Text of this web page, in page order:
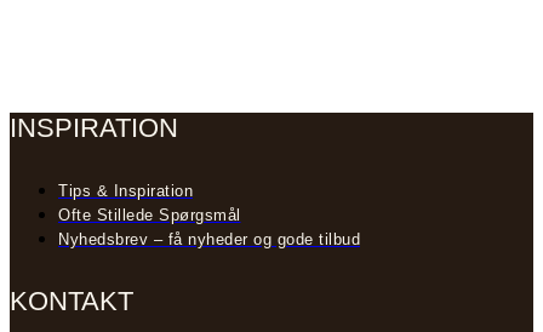
INSPIRATION
Tips & Inspiration
Ofte Stillede Spørgsmål
Nyhedsbrev – få nyheder og gode tilbud
KONTAKT